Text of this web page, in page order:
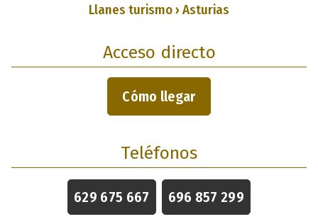
Llanes turismo › Asturias
Acceso directo
Cómo llegar
Teléfonos
629 675 667 696 857 299